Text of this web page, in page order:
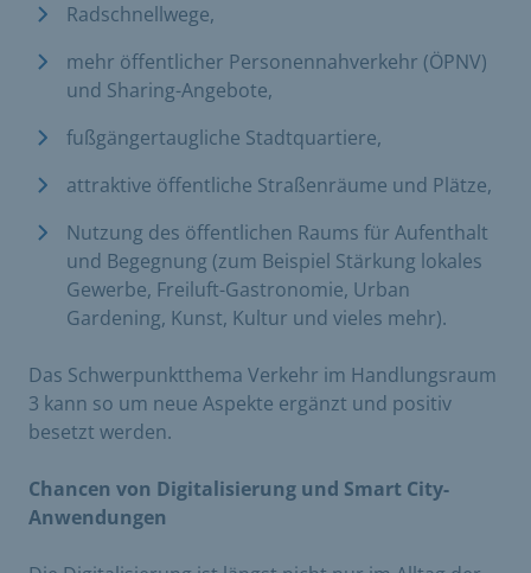
Radschnellwege,
mehr öffentlicher Personennahverkehr (ÖPNV)
und Sharing-Angebote,
fußgängertaugliche Stadtquartiere,
attraktive öffentliche Straßenräume und Plätze,
Nutzung des öffentlichen Raums für Aufenthalt
und Begegnung (zum Beispiel Stärkung lokales
Gewerbe, Freiluft-Gastronomie, Urban
Gardening, Kunst, Kultur und vieles mehr).
Das Schwerpunktthema Verkehr im Handlungsraum
3 kann so um neue Aspekte ergänzt und positiv
besetzt werden.
Chancen von Digitalisierung und Smart City-
Anwendungen